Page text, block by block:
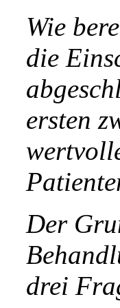
Wie
die
ersten
Der
drei